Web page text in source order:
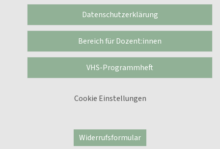
Datenschutzerklärung
Bereich für Dozent:innen
VHS-Programmheft
Cookie Einstellungen
Widerrufsformular